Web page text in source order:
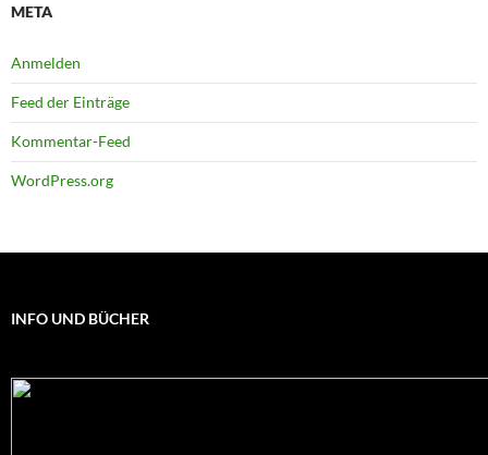
META
Anmelden
Feed der Einträge
Kommentar-Feed
WordPress.org
INFO UND BÜCHER